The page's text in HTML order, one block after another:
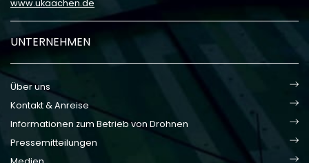
www.ukaachen.de
UNTERNEHMEN
Über uns
Kontakt & Anreise
Informationen zum Betrieb von Drohnen
Pressemitteilungen